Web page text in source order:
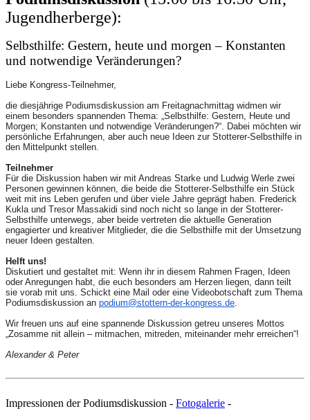
Jugendherberge):
Selbsthilfe: Gestern, heute und morgen – Konstanten
und notwendige Veränderungen?
Liebe Kongress-Teilnehmer,
die diesjährige Podiumsdiskussion am Freitagnachmittag widmen wir
einem besonders spannenden Thema: „Selbsthilfe: Gestern, Heute und
Morgen; Konstanten und notwendige Veränderungen?“. Dabei möchten wir
persönliche Erfahrungen, aber auch neue Ideen zur Stotterer-Selbsthilfe in
den Mittelpunkt stellen.
Teilnehmer
Für die Diskussion haben wir mit Andreas Starke und Ludwig Werle zwei
Personen gewinnen können, die beide die Stotterer-Selbsthilfe ein Stück
weit mit ins Leben gerufen und über viele Jahre geprägt haben. Frederick
Kukla und Tresor Massakidi sind noch nicht so lange in der Stotterer-
Selbsthilfe unterwegs, aber beide vertreten die aktuelle Generation
engagierter und kreativer Mitglieder, die die Selbsthilfe mit der Umsetzung
neuer Ideen gestalten.
Helft uns!
Diskutiert und gestaltet mit: Wenn ihr in diesem Rahmen Fragen, Ideen
oder Anregungen habt, die euch besonders am Herzen liegen, dann teilt
sie vorab mit uns. Schickt eine Mail oder eine Videobotschaft zum Thema
Podiumsdiskussion an podium@stottern-der-kongress.de.
Wir freuen uns auf eine spannende Diskussion getreu unseres Mottos
„Zosamme nit allein – mitmachen, mitreden, miteinander mehr erreichen“!
Alexander & Peter
Impressionen der Podiumsdiskussion - Fotogalerie -